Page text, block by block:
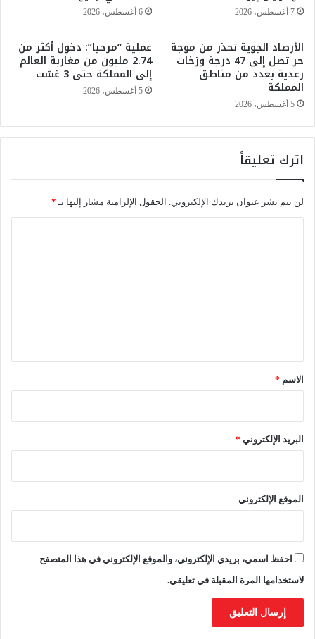
ا
ر
ر
ع
د
ة
ص
ح
و
ل
ر
ي
ا
ل
ي
6
ت
ق
ل
ي
ص
ز
م
ن
ل
ا
7 أغسطس، 2026 6 أغسطس، 2026
الأرصاد الجوية تحذر من موجة
حر تصل إلى 47 درجة وزخات
رعدية بعدد من مناطق
المملكة
5 أغسطس، 2026
عملية “مرحبا”: دخول أكثر من
2.74 مليون من مغاربة العالم
إلى المملكة حتى 3 غشت
5 أغسطس، 2026
اترك تعليقاً
لن يتم نشر عنوان بريدك الإلكتروني. الحقول الإلزامية مشار إليها بـ *
*الاسم *
البريد الإلكتروني *
الموقع الإلكتروني
احفظ اسمي، بريدي الإلكتروني، والموقع الإلكتروني في هذا المتصفح
لاستخدامها المرة المقبلة في تعليقي.